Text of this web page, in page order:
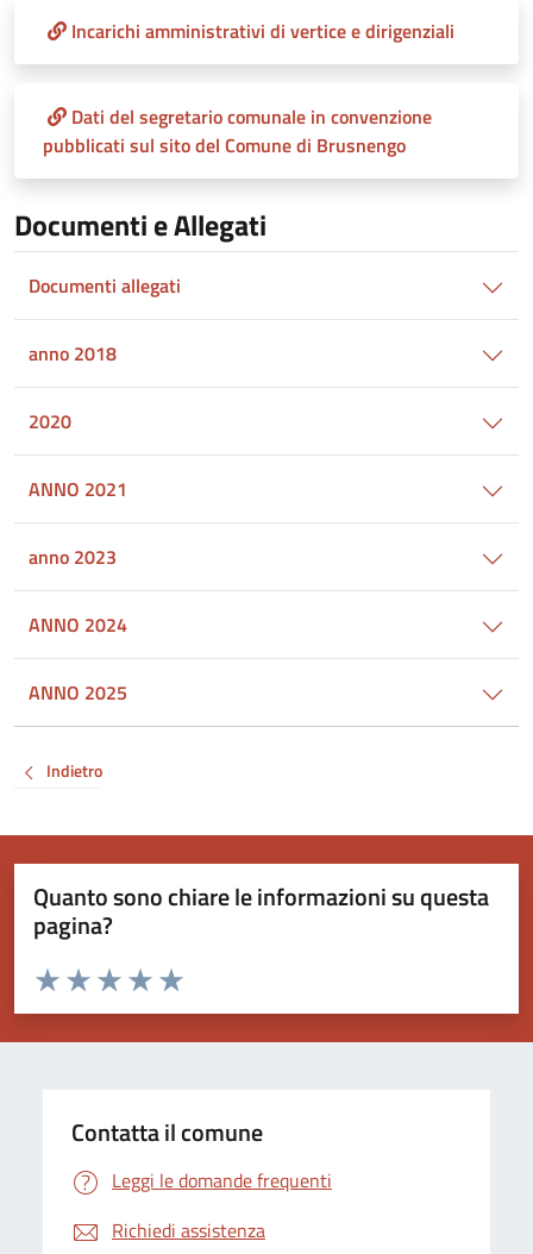
Incarichi amministrativi di vertice e dirigenziali
Dati del segretario comunale in convenzione
pubblicati sul sito del Comune di Brusnengo
Documenti e Allegati
Documenti allegati
anno 2018
2020
ANNO 2021
anno 2023
ANNO 2024
ANNO 2025
Indietro
Quanto sono chiare le informazioni su questa
pagina?
Valuta da 1 a 5 stelle la pagina
Valuta 5 stelle su 5
Valuta 4 stelle su 5
Valuta 3 stelle su 5
Valuta 2 stelle su 5
Valuta 1 stelle su 5
Contatta il comune
Leggi le domande frequenti
Richiedi assistenza